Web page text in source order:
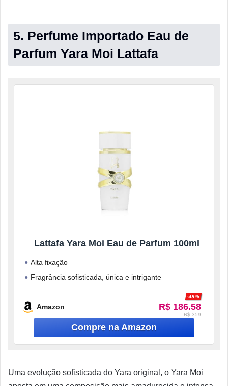
5. Perfume Importado Eau de
Parfum Yara Moi Lattafa
Lattafa Yara Moi Eau de Parfum 100ml
Alta fixação
Fragrância sofisticada, única e intrigante
Fórmula com ingredientes de alta qualidade na sua
composição
Amazon R$ 186.58
-48%
R$ 359
Uma evolução sofisticada do Yara original, o Yara Moi